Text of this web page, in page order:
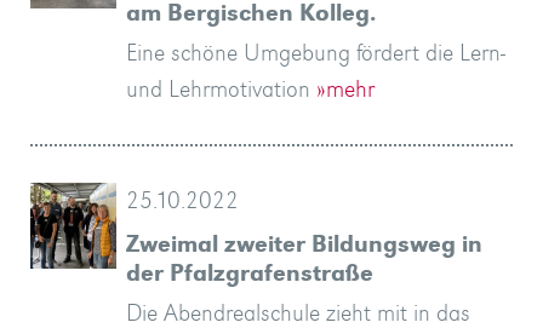
am Bergischen Kolleg.
Eine schöne Umgebung fördert die Lern-
und Lehrmotivation »mehr
25.10.2022
Zweimal zweiter Bildungsweg in
der Pfalzgrafenstraße
Die Abendrealschule zieht mit in das